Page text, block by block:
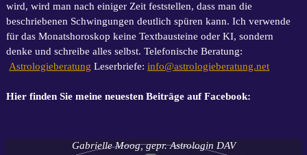
wird, wird man nach einiger Zeit feststellen, dass man die
beschriebenen Schwingungen deutlich spüren kann. Ich verwende
für das Monatshoroskop keine Textbausteine oder KI, sondern
denke und schreibe alles selbst.Telefonische Beratung:
Astrologieberatung Leserbriefe:info@astrologieberatung.net
Hier finden Sie meine neuesten Beiträge auf Facebook:
Gabrielle Moog, gepr. Astrologin DAV